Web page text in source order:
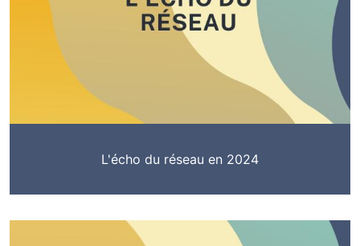
L'écho du réseau en 2024